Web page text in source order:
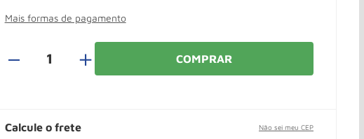
Mais formas de pagamento
＋ COMPRAR
Calcule o frete Não sei meu CEP